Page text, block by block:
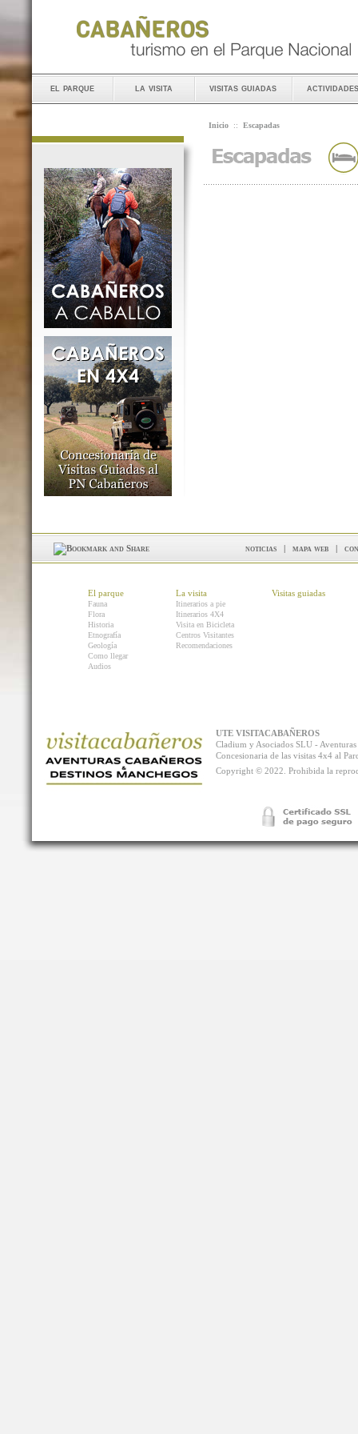
el parque la visita visitas guiadas actividades
Inicio :: Escapadas
noticias | mapa web |
El parque
Fauna
Flora
Historia
Etnografía
Geología
Como llegar
Audios
La visita
Itinerarios a pie
Itinerarios 4X4
Visita en Bicicleta
Centros Visitantes
Recomendaciones
Visitas guiadas
UTE VISITACABAÑEROS
Cladium y Asociados SLU -
Concesionaria de las visitas 4x4 al
Copyright © 2022. Prohibida la